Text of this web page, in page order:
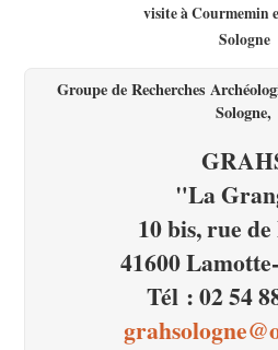
visite à Courmemin
Sologne
Groupe de Recherches
Sologne,
"La
10 bis, rue de
41600
Tél : 02 54